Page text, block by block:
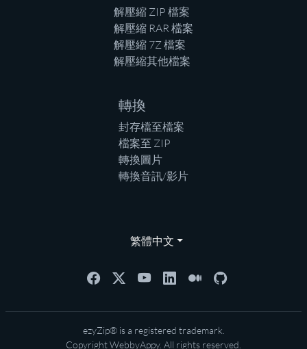
解壓縮 ZIP 檔案
解壓縮 RAR 檔案
解壓縮 7Z 檔案
解壓縮其他檔案
轉換
封存檔至檔案
檔案至 ZIP
轉換圖片
轉換音訊/影片
繁體中文
ezyZip® is a registered trademark.
CopyrightWebbyAppy. All rights reserved.